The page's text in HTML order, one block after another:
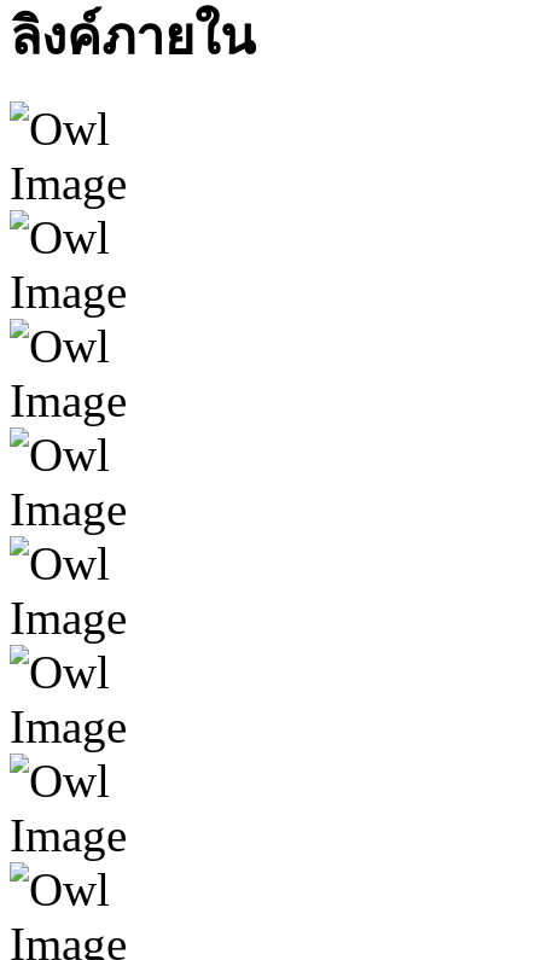
ลิงค์ภายใน